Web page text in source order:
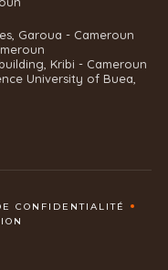
Garoua - Cameroun
Kribi - Cameroun
University of Buea,
CONFIDENTIALITÉ